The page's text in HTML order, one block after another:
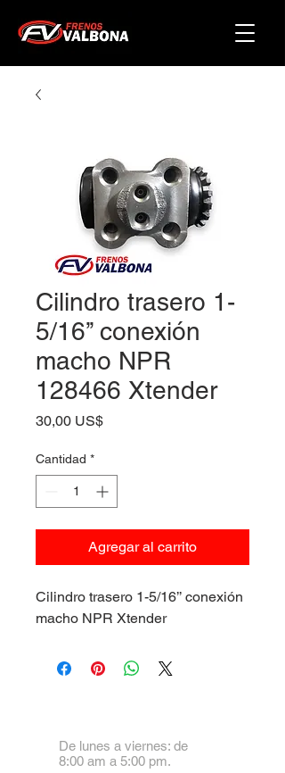
Cilindro trasero 1-
5/16’’ conexión
macho NPR
128466 Xtender
30,00 US$Precio
Cantidad *
Agregar al carrito
Cilindro trasero 1-5/16’’ conexión
macho NPR Xtender
De lunes a viernes: de
8:00 am a 5:00 pm.